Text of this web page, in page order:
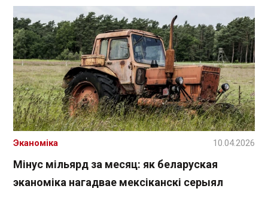
Мінус мільярд за месяц: як беларуская
эканоміка нагадвае мексіканскі серыял
Эканоміка 10.04.2026